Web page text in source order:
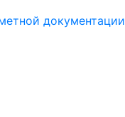
документации